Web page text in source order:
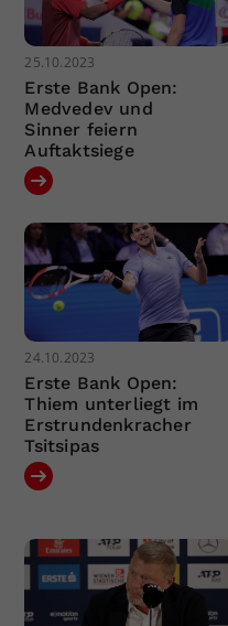
25.10.2023
Erste Bank Open:
Medvedev und
Sinner feiern
Auftaktsiege
24.10.2023
Erste Bank Open:
Thiem unterliegt im
Erstrundenkracher
Tsitsipas